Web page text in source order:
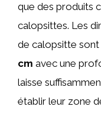
que des produits
calopsittes. Les
de calopsitte
cm avec une
laisse
établir leur zone